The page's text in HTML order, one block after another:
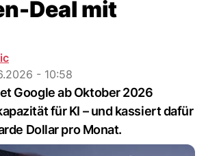
Deal mit
- 10:58
Google ab Oktober 2026
für KI – und kassiert dafür
Dollar pro Monat.